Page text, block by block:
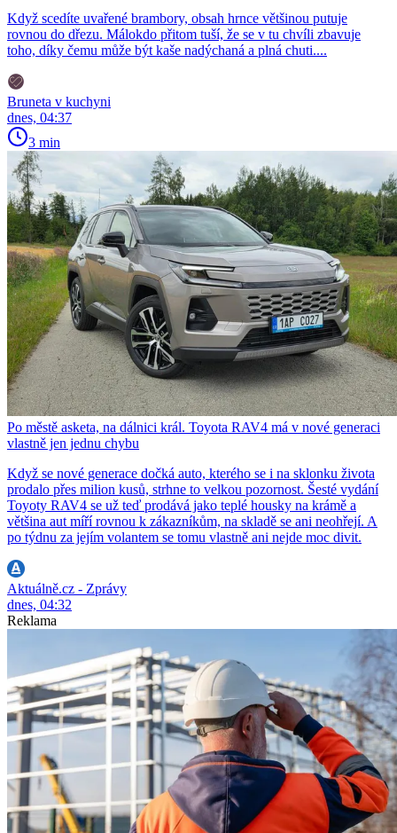
Když scedíte uvařené brambory, obsah hrnce většinou putuje
rovnou do dřezu. Málokdo přitom tuší, že se v tu chvíli zbavuje
toho, díky čemu může být kaše nadýchaná a plná chuti....
Bruneta v kuchyni
dnes, 04:37
3 min
Po městě asketa, na dálnici král. Toyota RAV4 má v nové generaci
vlastně jen jednu chybu
Když se nové generace dočká auto, kterého se i na sklonku života
prodalo přes milion kusů, strhne to velkou pozornost. Šesté vydání
Toyoty RAV4 se už teď prodává jako teplé housky na krámě a
většina aut míří rovnou k zákazníkům, na skladě se ani neohřejí. A
po týdnu za jejím volantem se tomu vlastně ani nejde moc divit.
Aktuálně.cz - Zprávy
dnes, 04:32
Reklama